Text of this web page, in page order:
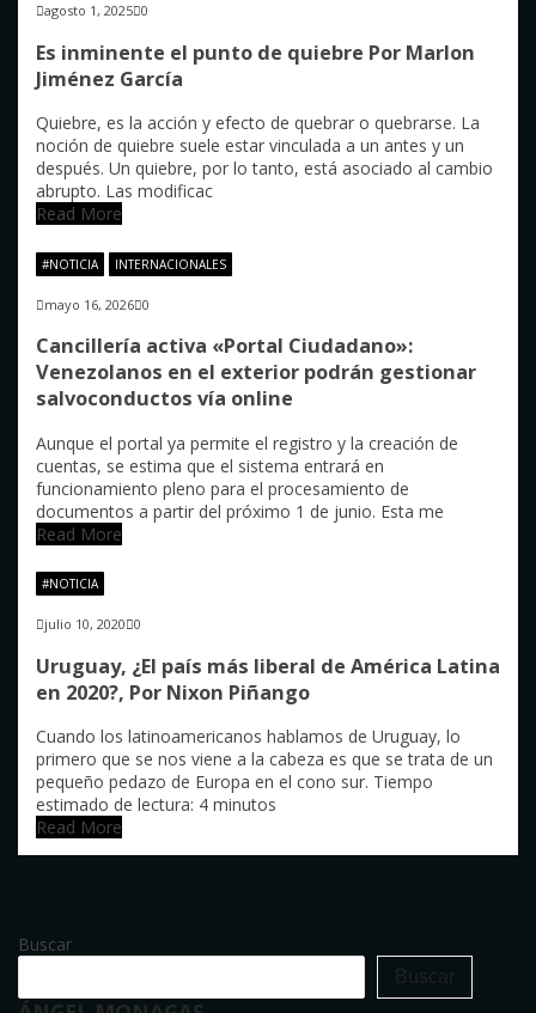
agosto 1, 2025 0
Es inminente el punto de quiebre Por Marlon
Jiménez García
Quiebre, es la acción y efecto de quebrar o quebrarse. La
noción de quiebre suele estar vinculada a un antes y un
después. Un quiebre, por lo tanto, está asociado al cambio
abrupto. Las modificac
Read More
#NOTICIA INTERNACIONALES
mayo 16, 2026 0
Cancillería activa «Portal Ciudadano»:
Venezolanos en el exterior podrán gestionar
salvoconductos vía online
Aunque el portal ya permite el registro y la creación de
cuentas, se estima que el sistema entrará en
funcionamiento pleno para el procesamiento de
documentos a partir del próximo 1 de junio. Esta me
Read More
#NOTICIA
julio 10, 2020 0
Uruguay, ¿El país más liberal de América Latina
en 2020?, Por Nixon Piñango
Cuando los latinoamericanos hablamos de Uruguay, lo
primero que se nos viene a la cabeza es que se trata de un
pequeño pedazo de Europa en el cono sur. Tiempo
estimado de lectura: 4 minutos
Read More
Buscar
Buscar